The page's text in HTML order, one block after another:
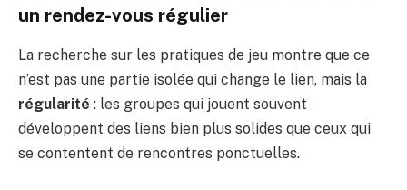
un rendez-vous régulier
La recherche sur les pratiques de jeu montre que ce
n’est pas une partie isolée qui change le lien, mais la
régularité : les groupes qui jouent souvent
développent des liens bien plus solides que ceux qui
se contentent de rencontres ponctuelles.